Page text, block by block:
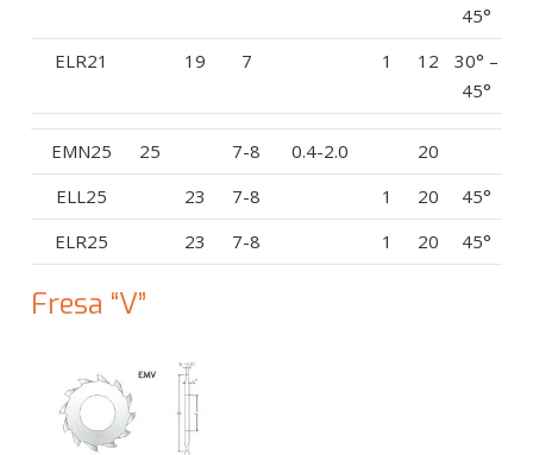
45°
ELR21
19 7 1 12
30° –
45°
EMN25 25 7-8 0.4-2.0
20
ELL25
23 7-8 1 20
45°
ELR25
23 7-8 1 20 45°
Fresa “V”